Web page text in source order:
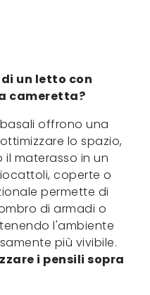
un letto con
cameretta?
offrono una
lo spazio,
materasso in un
coperte o
permette di
di armadi o
l'ambiente
più vivibile.
i pensili sopra